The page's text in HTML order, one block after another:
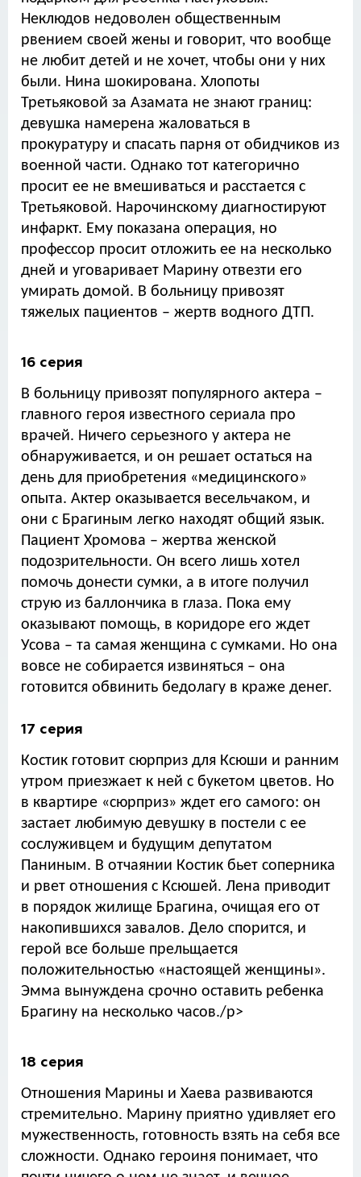
Неклюдов недоволен общественным
рвением своей жены и говорит, что вообще
не любит детей и не хочет, чтобы они у них
были. Нина шокирована. Хлопоты
Третьяковой за Азамата не знают границ:
девушка намерена жаловаться в
прокуратуру и спасать парня от обидчиков из
военной части. Однако тот категорично
просит ее не вмешиваться и расстается с
Третьяковой. Нарочинскому диагностируют
инфаркт. Ему показана операция, но
профессор просит отложить ее на несколько
дней и уговаривает Марину отвезти его
умирать домой. В больницу привозят
тяжелых пациентов – жертв водного ДТП.
16 серия
В больницу привозят популярного актера –
главного героя известного сериала про
врачей. Ничего серьезного у актера не
обнаруживается, и он решает остаться на
день для приобретения «медицинского»
опыта. Актер оказывается весельчаком, и
они с Брагиным легко находят общий язык.
Пациент Хромова – жертва женской
подозрительности. Он всего лишь хотел
помочь донести сумки, а в итоге получил
струю из баллончика в глаза. Пока ему
оказывают помощь, в коридоре его ждет
Усова – та самая женщина с сумками. Но она
вовсе не собирается извиняться – она
готовится обвинить бедолагу в краже денег.
17 серия
Костик готовит сюрприз для Ксюши и ранним
утром приезжает к ней с букетом цветов. Но
в квартире «сюрприз» ждет его самого: он
застает любимую девушку в постели с ее
сослуживцем и будущим депутатом
Паниным. В отчаянии Костик бьет соперника
и рвет отношения с Ксюшей. Лена приводит
в порядок жилище Брагина, очищая его от
накопившихся завалов. Дело спорится, и
герой все больше прельщается
положительностью «настоящей женщины».
Эмма вынуждена срочно оставить ребенка
Брагину на несколько часов./p>
18 серия
Отношения Марины и Хаева развиваются
стремительно. Марину приятно удивляет его
мужественность, готовность взять на себя все
сложности. Однако героиня понимает, что